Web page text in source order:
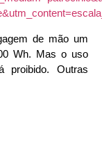
de mão um
Wh. Mas o uso
proibido. Outras